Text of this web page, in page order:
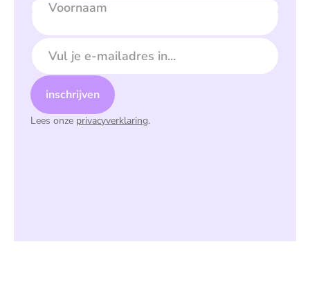
Voornaam
E-mailadres
inschrijven
Lees onze privacyverklaring.